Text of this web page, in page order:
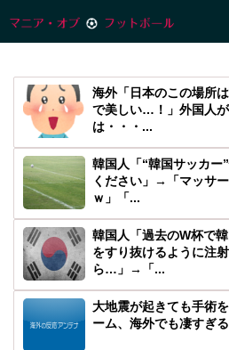
海外「日本のこの場所
で美しい…！」外国人
は・・・...
韓国人「“韓国サッカー
ください」→「マッサ
ｗ」「...
韓国人「過去のW杯で
をすり抜けるように注
ら…」→「...
大地震が起きても手術
ーム、海外でも凄すぎ